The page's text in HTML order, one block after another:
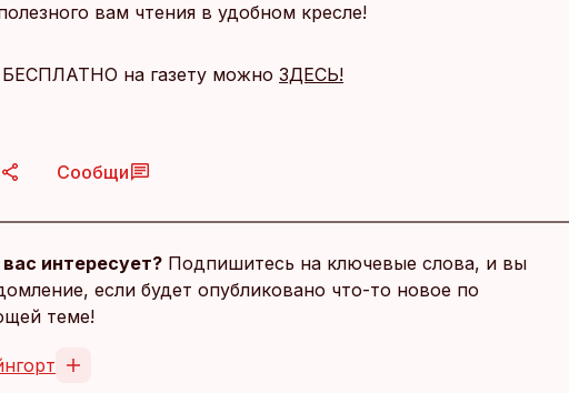
вам чтения в удобном кресле!
БЕСПЛАТНО на газету можно ЗДЕСЬ!
Сообщи
интересует? Подпишитесь на ключевые слова, и вы
если будет опубликовано что-то новое по
теме!